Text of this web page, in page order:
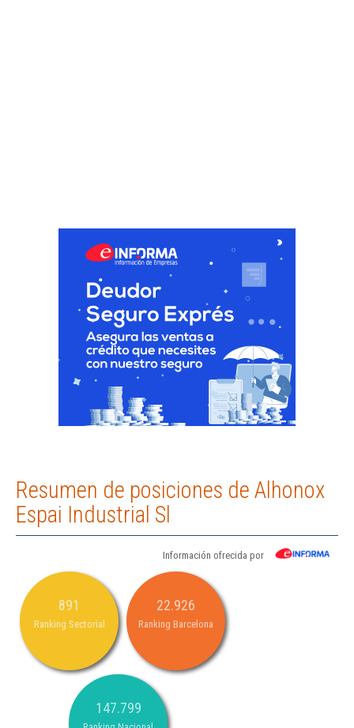
Resumen de posiciones de Alhonox
Espai Industrial Sl
Información ofrecida por
891
Ranking Sectorial
22.926
Ranking Barcelona
147.799